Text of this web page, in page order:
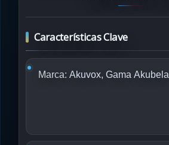
Características Clave
Marca: Akuvox, Gama Akubela